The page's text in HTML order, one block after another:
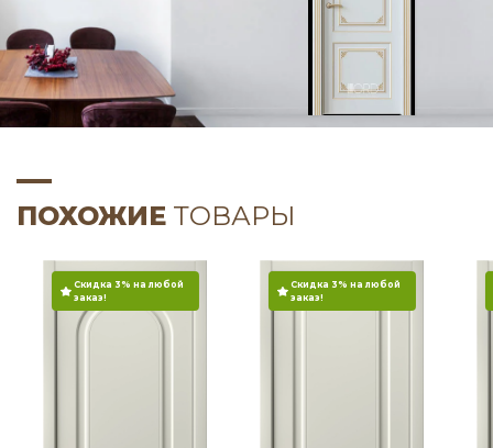
ПОХОЖИЕ ТОВАРЫ
Скидка 3% на любой
заказ!
Скидка 3% на любой
заказ!